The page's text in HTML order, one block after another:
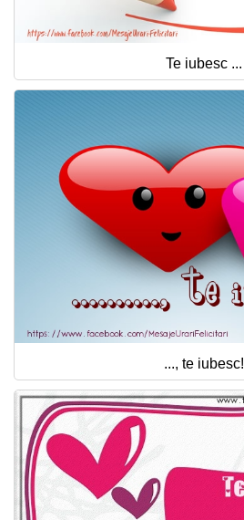
Te iubesc ...
..., te iubesc!